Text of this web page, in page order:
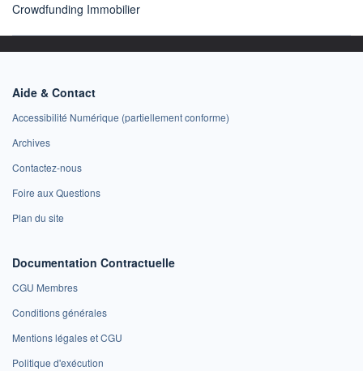
Crowdfunding Immobilier
Aide & Contact
Accessibilité Numérique (partiellement conforme)
Archives
Contactez-nous
Foire aux Questions
Plan du site
Documentation Contractuelle
CGU Membres
Conditions générales
Mentions légales et CGU
Politique d'exécution